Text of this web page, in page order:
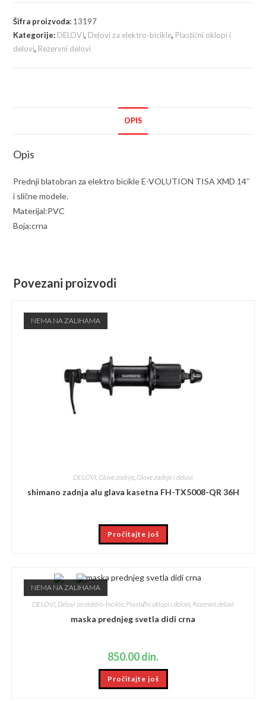
Šifra proizvoda: 13197
Kategorije: DELOVI, Delovi za elektro-bicikle, Plastični oklopi i
delovi, Rezervni delovi
OPIS
Opis
Prednji blatobran za elektro bicikle E-VOLUTION TISA XMD 14″
i slične modele.
Materijal:PVC
Boja:crna
Povezani proizvodi
NEMA NA ZALIHAMA
DELOVI Glave zadnje Glave zadnje i delovi
shimano zadnja alu glava kasetna FH-TX5008-QR 36H
Pročitajte još
NEMA NA ZALIHAMA
DELOVI, Delovi za elektro-bicikle, Plastični oklopi i delovi, Rezervni delovi
maska prednjeg svetla didi crna
850.00din.
Pročitajte još